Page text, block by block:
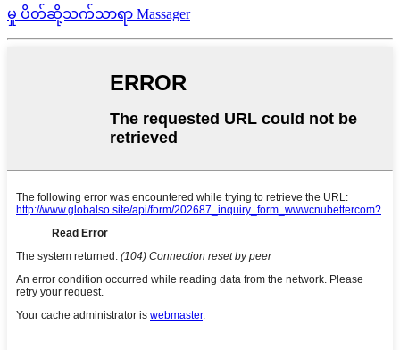
မှု ပိတ်ဆို့သက်သာရာ Massager